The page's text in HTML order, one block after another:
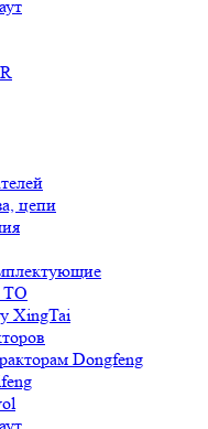
цепи
ТО
XingTai
Dongfeng